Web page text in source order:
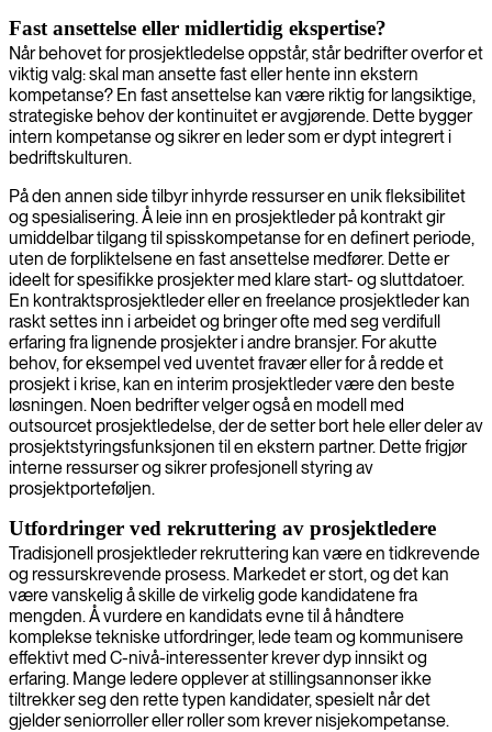
Fast ansettelse eller midlertidig ekspertise?
Når behovet for prosjektledelse oppstår, står bedrifter overfor et
viktig valg: skal man ansette fast eller hente inn ekstern
kompetanse? En fast ansettelse kan være riktig for langsiktige,
strategiske behov der kontinuitet er avgjørende. Dette bygger
intern kompetanse og sikrer en leder som er dypt integrert i
bedriftskulturen.
På den annen side tilbyr inhyrde ressurser en unik fleksibilitet
og spesialisering. Å leie inn en prosjektleder på kontrakt gir
umiddelbar tilgang til spisskompetanse for en definert periode,
uten de forpliktelsene en fast ansettelse medfører. Dette er
ideelt for spesifikke prosjekter med klare start- og sluttdatoer.
En kontraktsprosjektleder eller en freelance prosjektleder kan
raskt settes inn i arbeidet og bringer ofte med seg verdifull
erfaring fra lignende prosjekter i andre bransjer. For akutte
behov, for eksempel ved uventet fravær eller for å redde et
prosjekt i krise, kan en interim prosjektleder være den beste
løsningen. Noen bedrifter velger også en modell med
outsourcet prosjektledelse, der de setter bort hele eller deler av
prosjektstyringsfunksjonen til en ekstern partner. Dette frigjør
interne ressurser og sikrer profesjonell styring av
prosjektporteføljen.
Utfordringer ved rekruttering av prosjektledere
Tradisjonell prosjektleder rekruttering kan være en tidkrevende
og ressurskrevende prosess. Markedet er stort, og det kan
være vanskelig å skille de virkelig gode kandidatene fra
mengden. Å vurdere en kandidats evne til å håndtere
komplekse tekniske utfordringer, lede team og kommunisere
effektivt med C-nivå-interessenter krever dyp innsikt og
erfaring. Mange ledere opplever at stillingsannonser ikke
tiltrekker seg den rette typen kandidater, spesielt når det
gjelder seniorroller eller roller som krever nisjekompetanse.